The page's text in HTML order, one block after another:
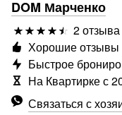
DOM Марченко
2 отзыва
Связаться с
Хорошие отзывы
Быстрое
На Квартирке с